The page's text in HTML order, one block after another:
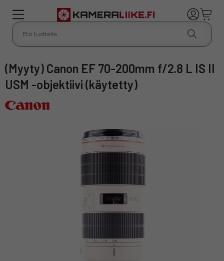
(Myyty) Canon EF 70-200mm f/2.8 L IS II
USM -objektiivi (käytetty)